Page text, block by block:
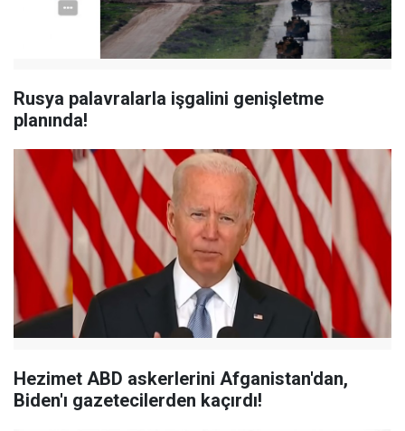
Rusya palavralarla işgalini genişletme
planında!
Hezimet ABD askerlerini Afganistan'dan,
Biden'ı gazetecilerden kaçırdı!